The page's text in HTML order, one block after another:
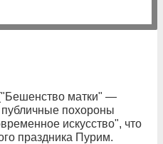
матки" —
похороны
искусство", что
праздника Пурим.